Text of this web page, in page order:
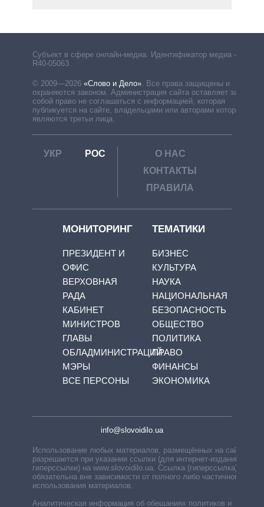
Субъект в сфере онлайн-медиа. Идентификатор медиа –
R40-05063
© 2009—2026 «Слово и Дело»
Все права защищены и
охраняются законом. Администрация сайта оставляет за
собой право не соглашаться с информацией, которая
публикуется на сайте, владельцами или авторами которой
являются третьи лица.
УКР РОС
О НАС
КОНТАКТЫ
ПРАВИЛА
МОНИТОРИНГ
ПРЕЗИДЕНТ И
ОФИС
ВЕРХОВНАЯ
РАДА
КАБИНЕТ
МИНИСТРОВ
ГЛАВЫ
ОБЛАДМИНИСТРАЦИЙ
МЭРЫ
ВСЕ ПЕРСОНЫ
ТЕМАТИКИ
БИЗНЕС
КУЛЬТУРА
НАУКА
НАЦИОНАЛЬНАЯ
БЕЗОПАСНОСТЬ
ОБЩЕСТВО
ПОЛИТИКА
ПРАВО
ФИНАНСЫ
ЭКОНОМИКА
info@slovoidilo.ua
Использование любых материалов, размещённых на сайте,
разрешается при указании ссылки (для интернет-изданий —
гиперссылки) на www.slovoidilo.ua. Ссылка (гиперссылка)
обязательна вне зависимости от полного либо частичного
использования материалов.
Аналитическая информация об обещаниях политиков и